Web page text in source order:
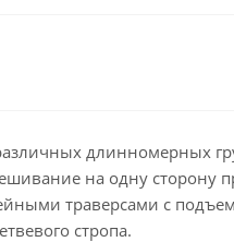
длинномерных
на одну сторону
траверсами с
стропа.